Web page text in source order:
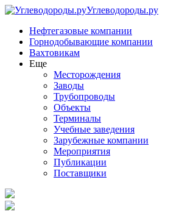
Углеводороды.ру
Нефтегазовые компании
Горнодобывающие компании
Вахтовикам
Еще
Месторождения
Заводы
Трубопроводы
Объекты
Терминалы
Учебные заведения
Зарубежные компании
Мероприятия
Публикации
Поставщики